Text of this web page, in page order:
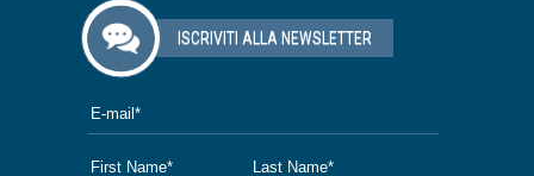
ISCRIVITI ALLA NEWSLETTER